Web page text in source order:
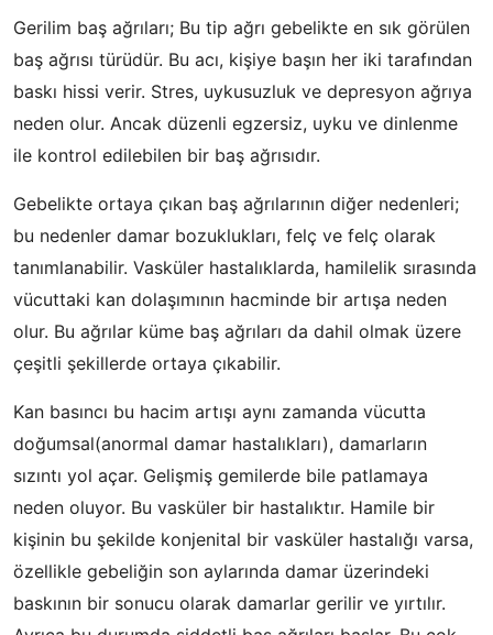
Gerilim baş ağrıları; Bu tip ağrı gebelikte en sık görülen
baş ağrısı türüdür. Bu acı, kişiye başın her iki tarafından
baskı hissi verir. Stres, uykusuzluk ve depresyon ağrıya
neden olur. Ancak düzenli egzersiz, uyku ve dinlenme
ile kontrol edilebilen bir baş ağrısıdır.
Gebelikte ortaya çıkan baş ağrılarının diğer nedenleri;
bu nedenler damar bozuklukları, felç ve felç olarak
tanımlanabilir. Vasküler hastalıklarda, hamilelik sırasında
vücuttaki kan dolaşımının hacminde bir artışa neden
olur. Bu ağrılar küme baş ağrıları da dahil olmak üzere
çeşitli şekillerde ortaya çıkabilir.
Kan basıncı bu hacim artışı aynı zamanda vücutta
doğumsal(anormal damar hastalıkları), damarların
sızıntı yol açar. Gelişmiş gemilerde bile patlamaya
neden oluyor. Bu vasküler bir hastalıktır. Hamile bir
kişinin bu şekilde konjenital bir vasküler hastalığı varsa,
özellikle gebeliğin son aylarında damar üzerindeki
baskının bir sonucu olarak damarlar gerilir ve yırtılır.